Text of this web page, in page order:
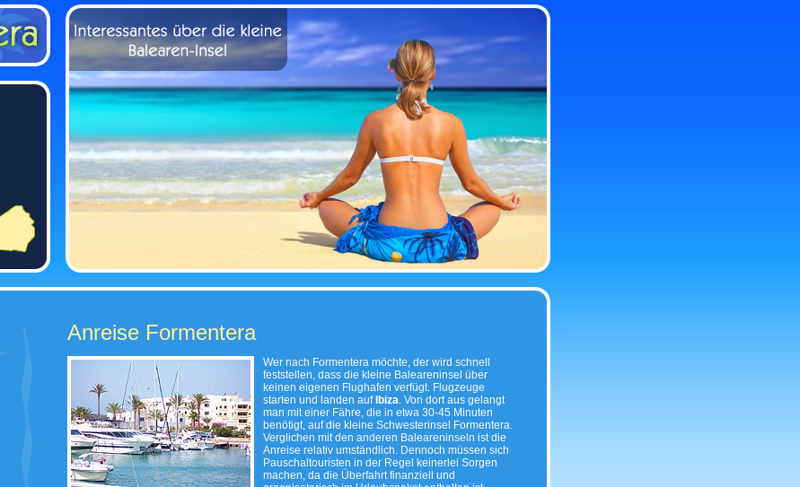
Anreise Formentera
Wer nach Formentera möchte, der wird schnell
feststellen, dass die kleine Baleareninsel über
keinen eigenen Flughafen verfügt. Flugzeuge
starten und landen auf Ibiza. Von dort aus gelangt
man mit einer Fähre, die in etwa 30-45 Minuten
benötigt, auf die kleine Schwesterinsel Formentera.
Verglichen mit den anderen Baleareninseln ist die
Anreise relativ umständlich. Dennoch müssen sich
Pauschaltouristen in der Regel keinerlei Sorgen
machen, da die Überfahrt finanziell und